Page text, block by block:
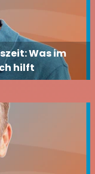
Was im
hilft